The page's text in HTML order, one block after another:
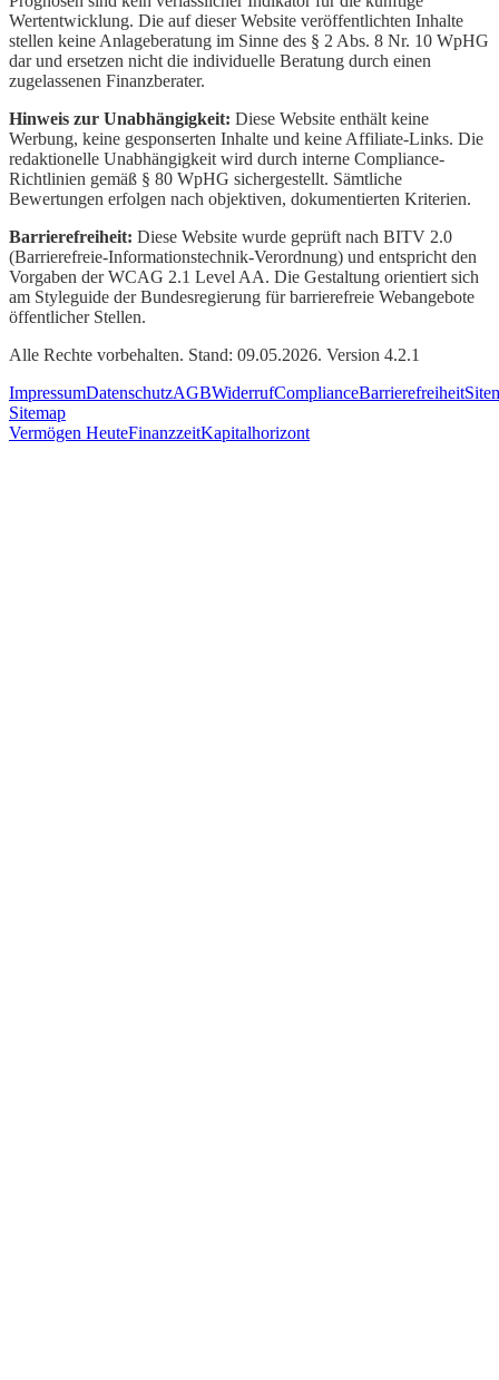
Wertentwicklung. Die auf dieser Website veröffentlichten Inhalte
stellen keine Anlageberatung im Sinne des § 2 Abs. 8 Nr. 10 WpHG
dar und ersetzen nicht die individuelle Beratung durch einen
zugelassenen Finanzberater.
Hinweis zur Unabhängigkeit: Diese Website enthält keine
Werbung, keine gesponserten Inhalte und keine Affiliate-Links. Die
redaktionelle Unabhängigkeit wird durch interne Compliance-
Richtlinien gemäß § 80 WpHG sichergestellt. Sämtliche
Bewertungen erfolgen nach objektiven, dokumentierten Kriterien.
Barrierefreiheit: Diese Website wurde geprüft nach BITV 2.0
(Barrierefreie-Informationstechnik-Verordnung) und entspricht den
Vorgaben der WCAG 2.1 Level AA. Die Gestaltung orientiert sich
am Styleguide der Bundesregierung für barrierefreie Webangebote
öffentlicher Stellen.
Alle Rechte vorbehalten. Stand: 09.05.2026. Version 4.2.1
ImpressumDatenschutzAGBWiderrufComplianceBarrierefreiheit
Sitemap
Vermögen HeuteFinanzzeitKapitalhorizont